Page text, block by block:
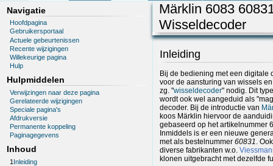
Navigatie
Hoofdpagina
Gebruikersportaal
Actuele gebeurtenissen
Recente wijzigingen
Willekeurige pagina
Hulp
Hulpmiddelen
Verwijzingen naar deze pagina
Gerelateerde wijzigingen
Speciale pagina's
Afdrukversie
Permanente koppeling
Paginagegevens
Inhoud
1 Inleiding
Märklin 6083
Wisseldecoder
Inleiding
Bij de bediening met een digitale
voor de aansturing van wissels
zg. "wisseldecoder" nodig. Dit
wordt ook wel aangeduid als
decoder. Bij de introductie van
koos Märklin hiervoor de
gebaseerd op het artikelnummer
Inmiddels is er een nieuwe
met als bestelnummer 60831.
diverse fabrikanten w.o.
klonen uitgebracht met dezelfde